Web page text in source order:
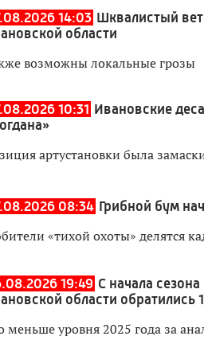
14:03 Шквалистый
области
возможны локальные грозы
10:31 Ивановские
артустановки была
08:34 Грибной бум
«тихой охоты» делятся
19:49 С начала
области обратились
меньше уровня 2025 года за